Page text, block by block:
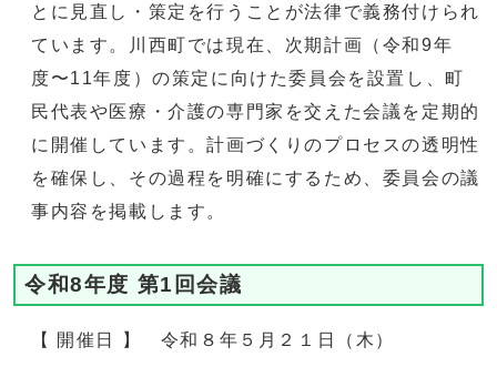
とに見直し・策定を行うことが法律で義務付けられ
ています。川西町では現在、次期計画（令和9年
度〜11年度）の策定に向けた委員会を設置し、町
民代表や医療・介護の専門家を交えた会議を定期的
に開催しています。計画づくりのプロセスの透明性
を確保し、その過程を明確にするため、委員会の議
事内容を掲載します。
令和8年度 第1回会議
【 開催日 】 令和８年５月２１日（木）